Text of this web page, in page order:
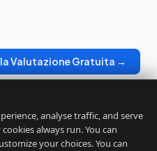
Valutazione Gratuita →
analyse traffic, and serve
always run. You can
your choices. You can